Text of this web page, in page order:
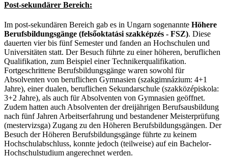
Post-sekundärer Bereich:
Im post-sekundären Bereich gab es in Ungarn sogenannte Höhere
Berufsbildungsgänge (felsőoktatási szakképzés - FSZ). Diese
dauerten vier bis fünf Semester und fanden an Hochschulen und
Universitäten statt. Der Besuch führte zu einer höheren, beruflichen
Qualifikation, zum Beispiel einer Technikerqualifikation.
Fortgeschrittene Berufsbildungsgänge waren sowohl für
Absolventen von beruflichen Gymnasien (szakgimnázium: 4+1
Jahre), einer dualen, beruflichen Sekundarschule (szakközépiskola:
3+2 Jahre), als auch für Absolventen von Gymnasien geöffnet.
Zudem hatten auch Absolventen der dreijährigen Berufsausbildung
nach fünf Jahren Arbeitserfahrung und bestandener Meisterprüfung
(mestervizsga) Zugang zu den Höheren Berufsbildungsgängen. Der
Besuch der Höheren Berufsbildungsgänge führte zu keinem
Hochschulabschluss, konnte jedoch (teilweise) auf ein Bachelor-
Hochschulstudium angerechnet werden.